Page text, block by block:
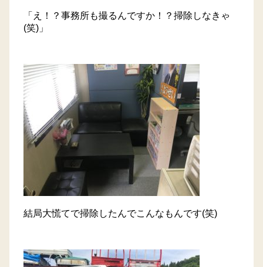
「え！？事務所も撮るんですか！？掃除しなきゃ
(笑)」
結局大慌てで掃除したんでこんなもんです(笑)